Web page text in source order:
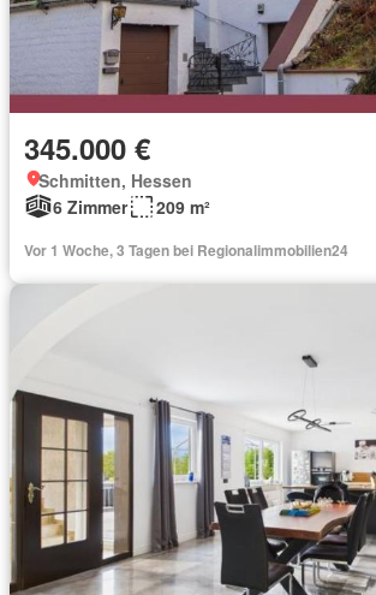
345.000 €
Schmitten, Hessen
6 Zimmer
209 m²
Vor 1 Woche, 3 Tagen bei Regionalimmobilien24